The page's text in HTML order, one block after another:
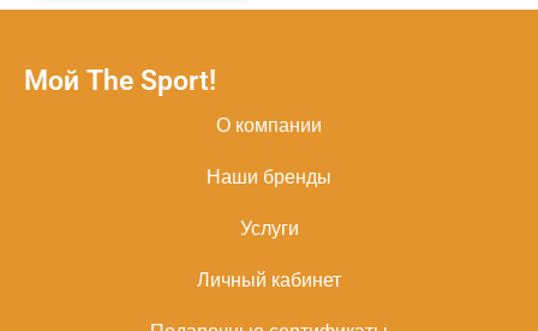
Мой The Sport!
О компании
Наши бренды
Услуги
Личный кабинет